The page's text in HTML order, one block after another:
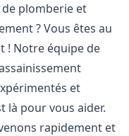
plomberie et
? Vous êtes au
! Notre équipe de
et
là pour vous aider.
rapidement et